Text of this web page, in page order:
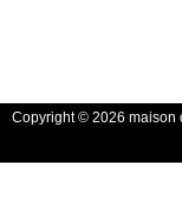
Copyright © 2026 maison